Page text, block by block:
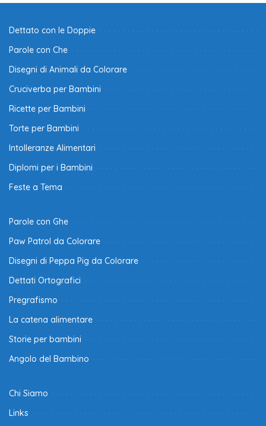
Dettato con le Doppie
Parole con Che
Disegni di Animali da Colorare
Cruciverba per Bambini
Ricette per Bambini
Torte per Bambini
Intolleranze Alimentari
Diplomi per i Bambini
Feste a Tema
Parole con Ghe
Paw Patrol da Colorare
Disegni di Peppa Pig da Colorare
Dettati Ortografici
Pregrafismo
La catena alimentare
Storie per bambini
Angolo del Bambino
Chi Siamo
Links